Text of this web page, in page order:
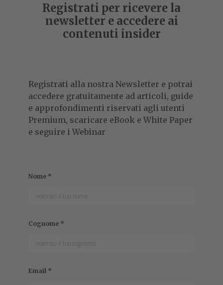
Registrati per ricevere la
newsletter e accedere ai
contenuti insider
Registrati alla nostra Newsletter e potrai
accedere gratuitamente ad articoli, guide
e approfondimenti riservati agli utenti
Premium, scaricare eBook e White Paper
e seguire i Webinar
Nome *
Cognome *
Email *